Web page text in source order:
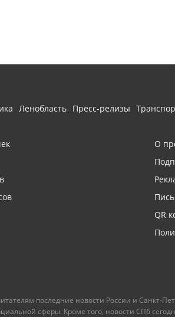
Ленобласть Пресс-релизы
О
QR
последние новости России и Санкт-
сферы. Кроме того, новости СПб